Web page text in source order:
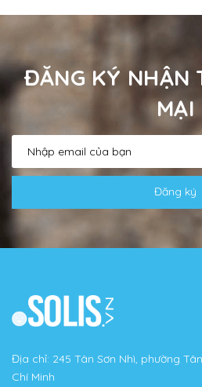
ĐĂNG KÝ NHẬN
MẠI
Đăng ký
Địa chỉ: 245 Tân Sơn Nhì, phường
Chí Minh